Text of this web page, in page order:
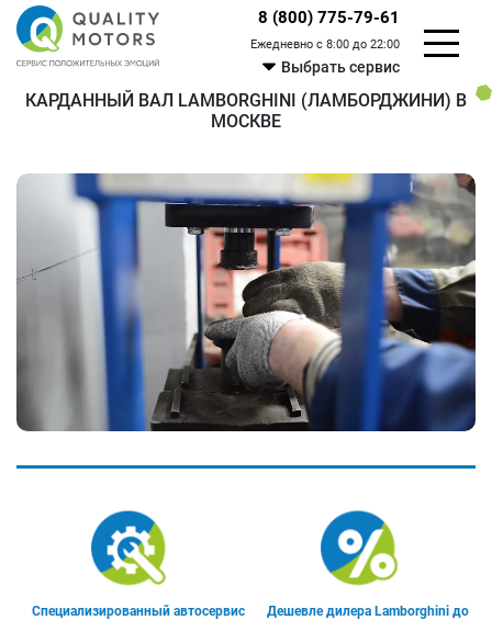
8 (800) 775-79-61
Ежедневно с 8:00 до 22:00
Выбрать сервис
КАРДАННЫЙ ВАЛ LAMBORGHINI (ЛАМБОРДЖИНИ) В
МОСКВЕ
Специализированный автосервис
Дешевле дилера Lamborghini до